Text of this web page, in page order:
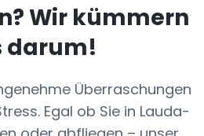
? Wir kümmern
darum!
Überraschungen
Egal ob Sie in Lauda-